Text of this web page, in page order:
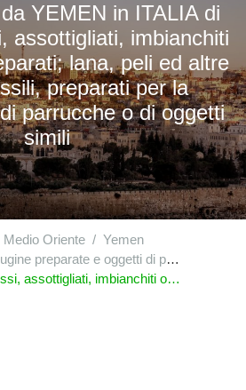
YEMEN in ITALIA di
assottigliati, imbianchiti
lana, peli ed altre
preparati per la
parrucche o di oggetti
simili
Medio Oriente
Yemen
e oggetti di piume o di calugine; fiori artificiali; lavori di capelli
preparati; lana, peli ed altre materie tessili, preparati per la fabbricazione di parrucche o di oggetti simili